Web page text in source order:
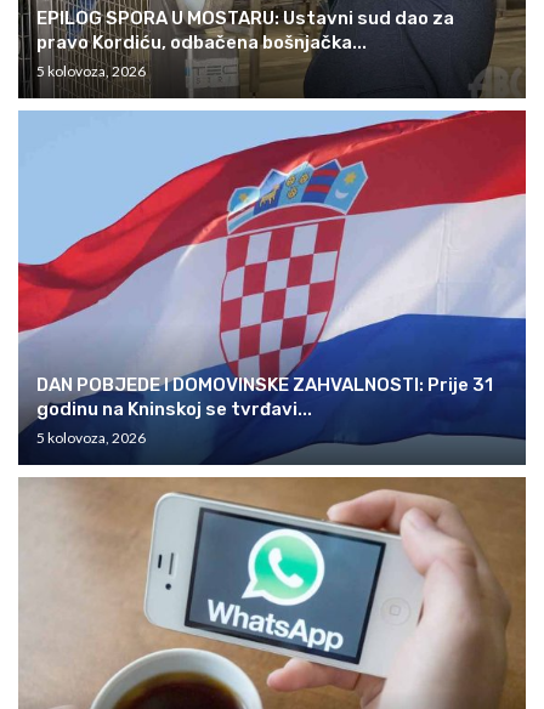
EPILOG SPORA U MOSTARU: Ustavni sud dao za
pravo Kordiću, odbačena bošnjačka...
5 kolovoza, 2026
DAN POBJEDE I DOMOVINSKE ZAHVALNOSTI: Prije 31
godinu na Kninskoj se tvrđavi...
5 kolovoza, 2026